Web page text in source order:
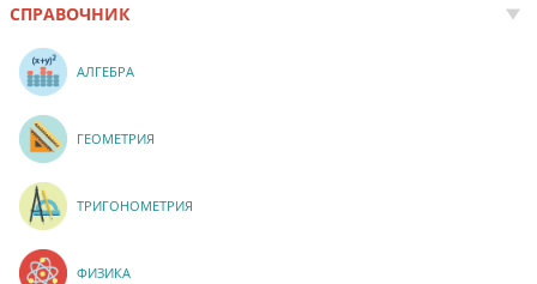
СПРАВОЧНИК
АЛГЕБРА
ГЕОМЕТРИЯ
ТРИГОНОМЕТРИЯ
ФИЗИКА